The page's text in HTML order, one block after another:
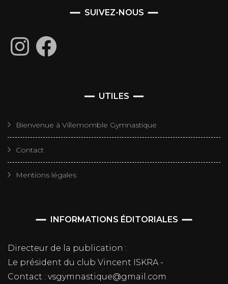
SUIVEZ-NOUS
InstagramFacebook
UTILES
Bienvenue à Villemomble Gymnastique
Contact
Mentions légales
INFORMATIONS ÉDITORIALES
Directeur de la publication :
Le président du club Vincent ISKRA -
Contact : vsgymnastique@gmail.com